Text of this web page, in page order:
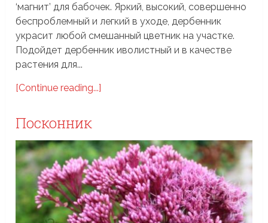
‘магнит’ для бабочек. Яркий, высокий, совершенно
беспроблемный и легкий в уходе, дербенник
украсит любой смешанный цветник на участке.
Подойдет дербенник иволистный и в качестве
растения для...
[Continue reading...]
Посконник